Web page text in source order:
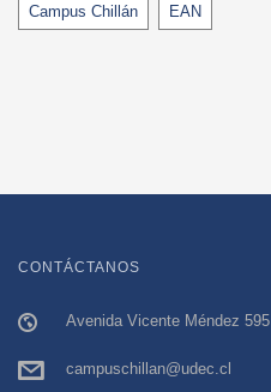
Tags
Campus Chillán EAN
CONTÁCTANOS
Avenida Vicente Méndez 595
campuschillan@udec.cl